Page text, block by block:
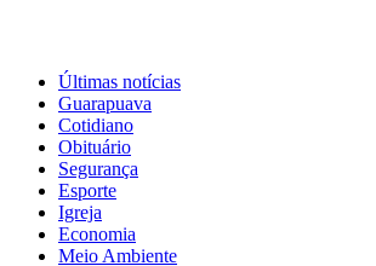
Últimas notícias
Guarapuava
Cotidiano
Obituário
Segurança
Esporte
Igreja
Economia
Meio Ambiente